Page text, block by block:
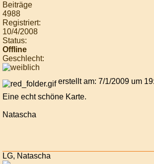
Beiträge
4988
Registriert:
10/4/2008
Status:
Offline
Geschlecht:
erstellt am: 7/1/2009 um
Eine echt schöne Karte.
Natascha
LG, Natascha